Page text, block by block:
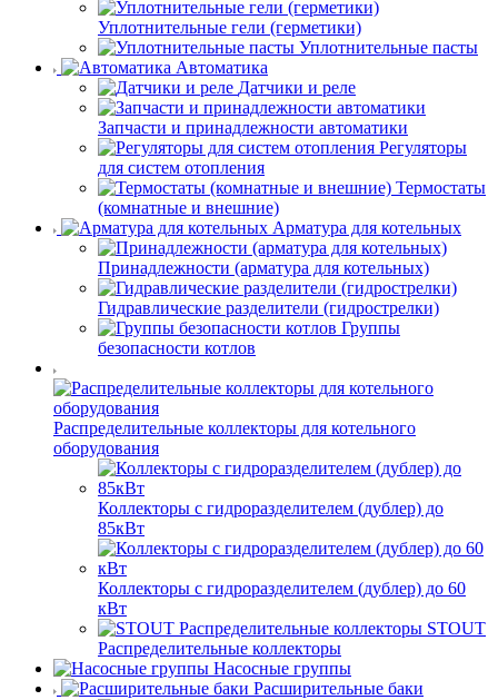
Уплотнительные гели (герметики)
Уплотнительные пасты
Автоматика
Датчики и реле
Запчасти и принадлежности автоматики
Регуляторы
для систем отопления
Термостаты
(комнатные и внешние)
Арматура для котельных
Принадлежности (арматура для котельных)
Гидравлические разделители (гидрострелки)
Группы
безопасности котлов
Распределительные коллекторы для котельного
оборудования
Коллекторы с гидроразделителем (дублер) до
85кВт
Коллекторы с гидроразделителем (дублер) до 60
кВт
STOUT
Распределительные коллекторы
Насосные группы
Расширительные баки